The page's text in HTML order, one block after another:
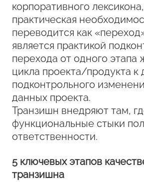
корпоративного
практическая
переводится как
является практикой
перехода от одного этапа
цикла проекта/продукта к
подконтрольного
данных проекта.
Транзишн внедряют там,
функциональные стыки
ответственности.
5 ключевых этапов
транзишна